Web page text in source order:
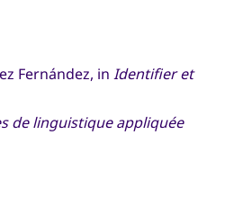
Fernández, in Identifier et
de linguistique appliquée